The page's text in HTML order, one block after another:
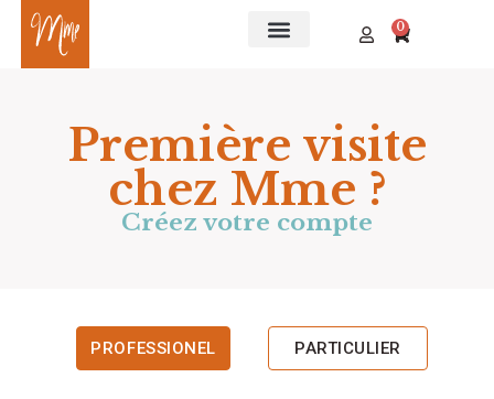
0
Première visite
chez Mme ?
Créez votre compte
PROFESSIONEL PARTICULIER